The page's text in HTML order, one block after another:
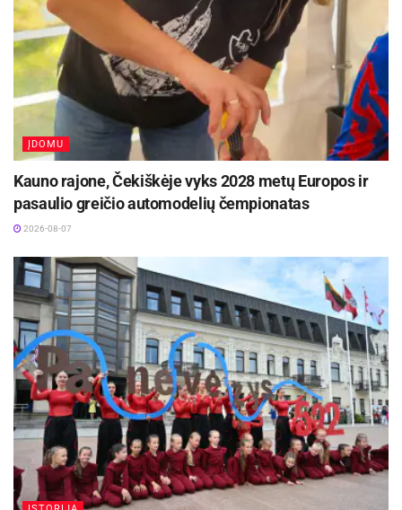
ĮDOMU
Kauno rajone, Čekiškėje vyks 2028 metų Europos ir
pasaulio greičio automodelių čempionatas
2026-08-07